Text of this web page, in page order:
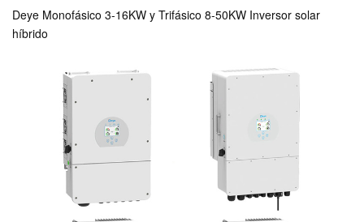
Deye Monofásico 3-16KW y Trifásico 8-50KW Inversor solar
híbrido